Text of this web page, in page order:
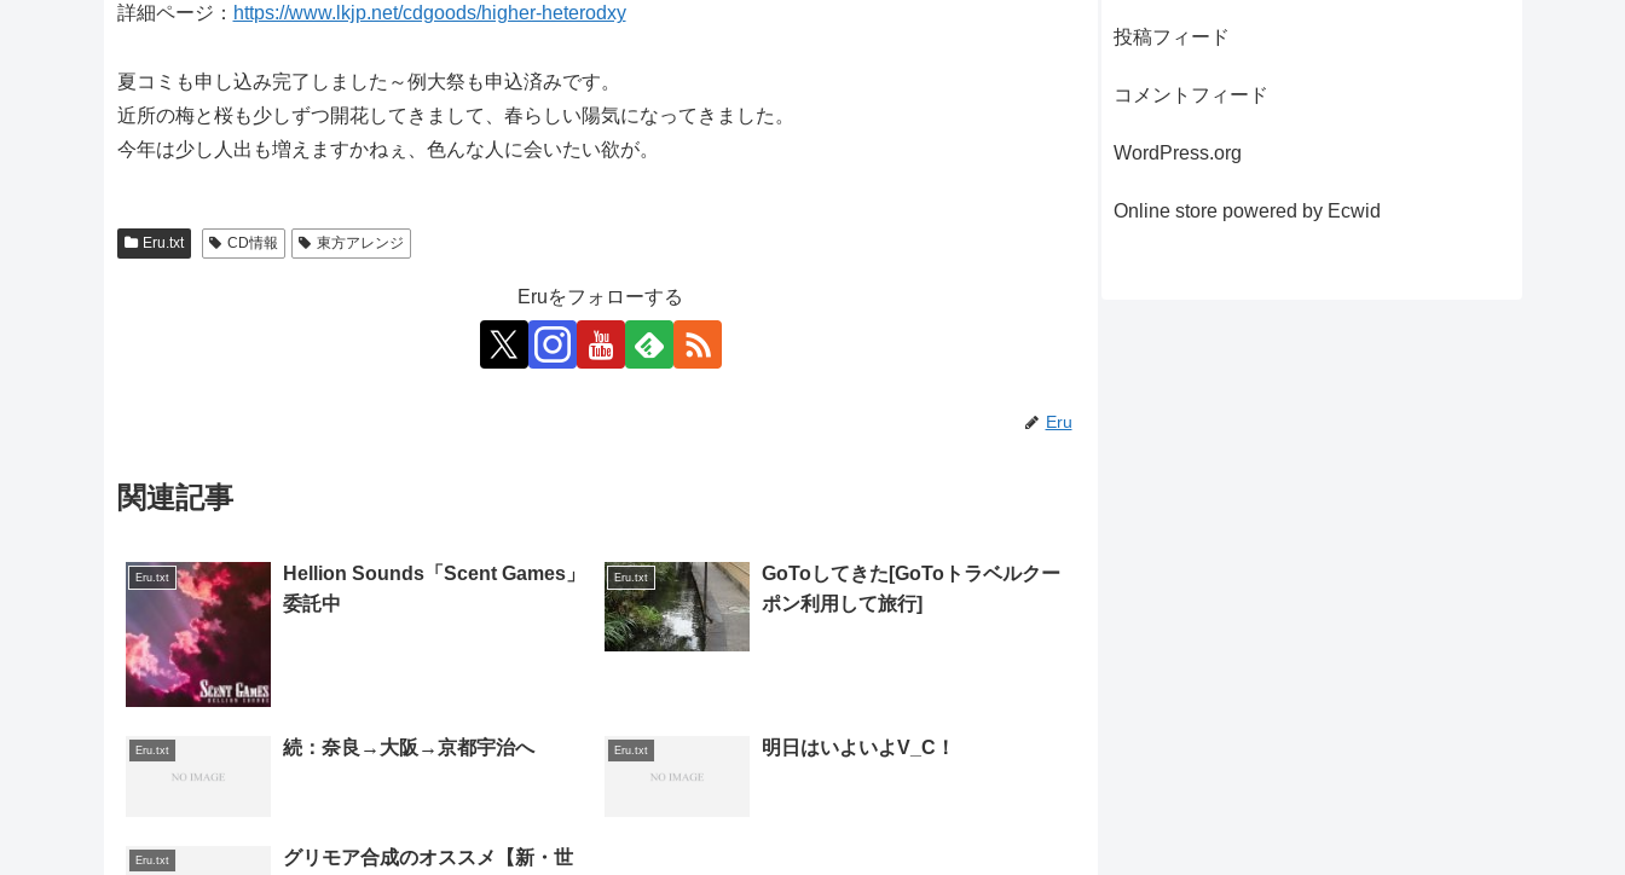
詳細ページ： https://www.lkjp.net/cdgoods/higher-heterodxy
夏コミも申し込み完了しました～例大祭も申込済みです。
近所の梅と桜も少しずつ開花してきまして、春らしい陽気になってきました。
今年は少し人出も増えますかねぇ、色んな人に会いたい欲が。
Eru.txt CD情報 東方アレンジ
Eruをフォローする
Eru
関連記事
Eru.txt
Hellion Sounds「Scent Games」
委託中
Eru.txt
GoToしてきた[GoToトラベルクー
ポン利用して旅行]
Eru.txt 続：奈良→大阪→京都宇治へ Eru.txt 明日はいよいよV_C！
Eru.txt
グリモア合成のオススメ【新・世
投稿フィード
コメントフィード
WordPress.org
Online store powered by Ecwid